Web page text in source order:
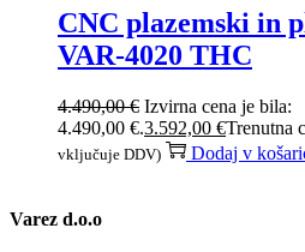
CNC plazemski in
VAR-4020 THC
4.490,00€ Izvirna cena je bila:
4.490,00 €.3.592,00 €Trenutna
vključuje DDV)
Dodaj v
Varez d.o.o